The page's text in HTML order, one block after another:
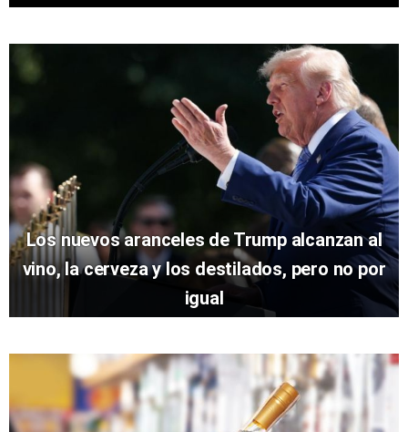
Los nuevos aranceles de Trump alcanzan al
vino, la cerveza y los destilados, pero no por
igual